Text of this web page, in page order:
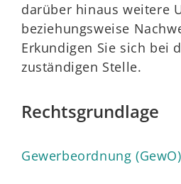
darüber hinaus weitere
beziehungsweise
Erkundigen Sie sich bei
zuständigen Stelle.
Rechtsgrundlage
Gewerbeordnung